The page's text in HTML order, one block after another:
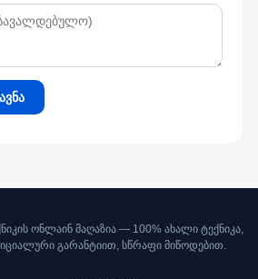
ონლაინ მაღაზია — 100% ახალი ტექნიკა,
გარანტიით, სწრაფი მიწოდებით.